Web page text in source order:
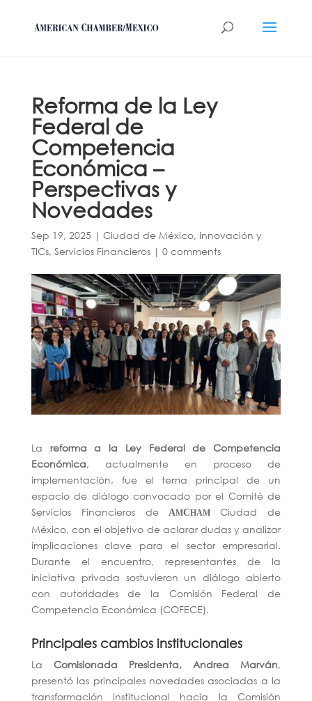
Reforma de la Ley
Federal de
Competencia
Económica –
Perspectivas y
Novedades
Sep 19, 2025 | Ciudad de México, Innovación y
TICs, Servicios Financieros| 0 comments
La reforma a la Ley Federal de Competencia
Económica, actualmente en proceso de
implementación, fue el tema principal de un
espacio de diálogo convocado por el Comité de
Servicios Financieros de
AMCHAMCiudad de
México, con el objetivo de aclarar dudas y analizar
implicaciones clave para el sector empresarial.
Durante el encuentro, representantes de la
iniciativa privada sostuvieron un diálogo abierto
con autoridades de la Comisión Federal de
Competencia Económica (COFECE).
Principales cambios institucionales
La Comisionada Presidenta, Andrea Marván,
presentó las principales novedades asociadas a la
transformación institucional hacia la Comisión